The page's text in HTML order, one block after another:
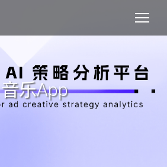
音乐App